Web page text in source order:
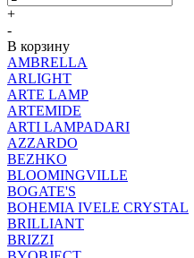
+
-
В корзину
AMBRELLA
ARLIGHT
ARTE LAMP
ARTEMIDE
ARTI LAMPADARI
AZZARDO
BEZHKO
BLOOMINGVILLE
BOGATE'S
BOHEMIA IVELE CRYSTAL
BRILLIANT
BRIZZI